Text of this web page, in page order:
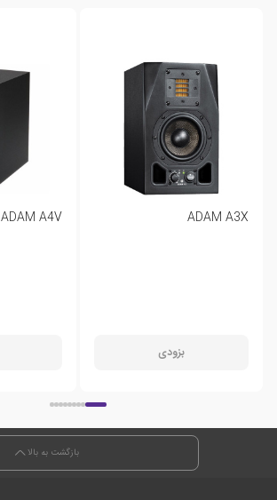
ADAM A3X
بزودی
ADAM A4V
بازگشت به بالا